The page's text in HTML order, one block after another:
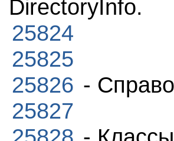
DirectoryInfo.
25824
25825
25826 -
25827